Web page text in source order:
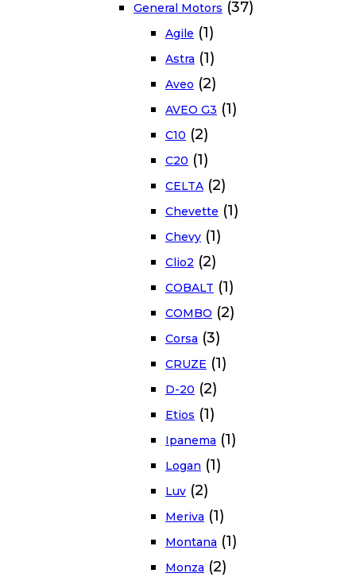
General Motors (37)
Agile (1)
Astra (1)
Aveo (2)
AVEO G3 (1)
C10 (2)
C20 (1)
CELTA (2)
Chevette (1)
Chevy (1)
Clio2 (2)
COBALT (1)
COMBO (2)
Corsa (3)
CRUZE (1)
D-20 (2)
Etios (1)
Ipanema (1)
Logan (1)
Luv (2)
Meriva (1)
Montana (1)
Monza (2)